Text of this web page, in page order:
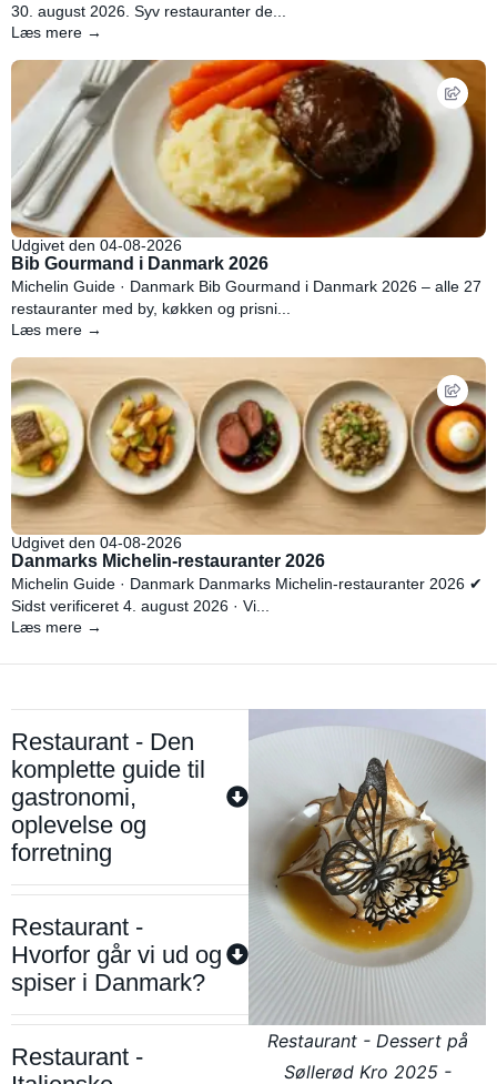
30. august 2026. Syv restauranter de...
Læs mere →
Udgivet den 04-08-2026
Bib Gourmand i Danmark 2026
Michelin Guide · Danmark Bib Gourmand i Danmark 2026 – alle 27
restauranter med by, køkken og prisni...
Læs mere →
Udgivet den 04-08-2026
Danmarks Michelin-restauranter 2026
Michelin Guide · Danmark Danmarks Michelin-restauranter 2026 ✔
Sidst verificeret 4. august 2026 · Vi...
Læs mere →
Restaurant - Den
komplette guide til
gastronomi,
oplevelse og
forretning
Restaurant -
Hvorfor går vi ud og
spiser i Danmark?
Restaurant -
Restaurant - Dessert på
Søllerød Kro 2025 -